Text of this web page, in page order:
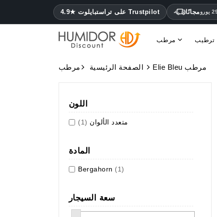
4.9★ على تراستبايلوت Trustpilot مجانًا
مرطب ترطيب
الصفحة الرئيسية مرطب Elie Bleu مرطب
اللون
متعدد الألوان (1)
المادة
Bergahorn (1)
سعة السيجار